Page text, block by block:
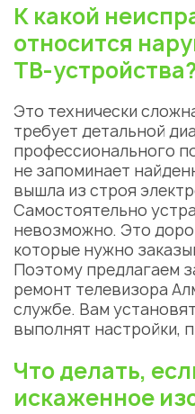
К какой
относится
ТВ-
Это технически
требует детальной
профессионального
не запоминает
вышла из строя
Самостоятельно
невозможно. Это
которые нужно
Поэтому предлагаем
ремонт телевизора
службе. Вам
выполнят настройки,
Что делать,
искаженное